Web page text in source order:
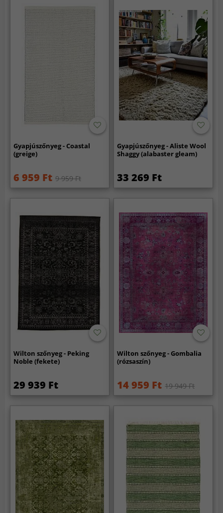
Gyapjúszőnyeg - Coastal
(greige)
6 959 Ft 9 959 Ft
Gyapjúszőnyeg - Aliste Wool
Shaggy (alabaster gleam)
33 269 Ft
Wilton szőnyeg - Peking
Noble (fekete)
29 939 Ft
Wilton szőnyeg - Gombalia
(rózsaszín)
14 959 Ft 19 949 Ft